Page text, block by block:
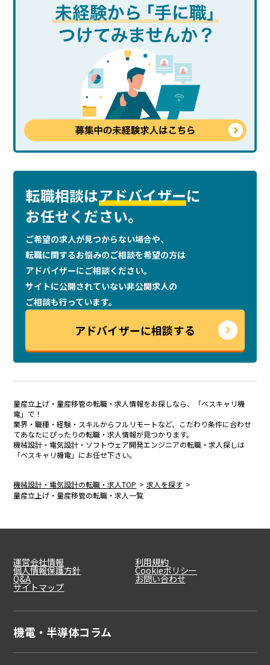
転職相談はアドバイザーに
お任せください。
ご希望の求人が見つからない場合や、
転職に関するお悩みのご相談を希望の方は
アドバイザーにご相談ください。
サイトに公開されていない非公開求人の
ご相談も行っています。
アドバイザーに相談する
量産立上げ・量産移管の転職・求人情報をお探しなら、「ベスキャリ機
電」で！
業界・職種・経験・スキルからフルリモートなど、こだわり条件に合わせ
てあなたにぴったりの転職・求人情報が見つかります。
機械設計・電気設計・ソフトウェア開発エンジニアの転職・求人探しは
「ベスキャリ機電」にお任せ下さい。
機械設計・電気設計の転職・求人TOP
求人を探す
量産立上げ・量産移管の転職・求人一覧
運営会社情報 利用規約
個人情報保護方針 Cookieポリシー
Q&A お問い合わせ
サイトマップ
機電・半導体コラム